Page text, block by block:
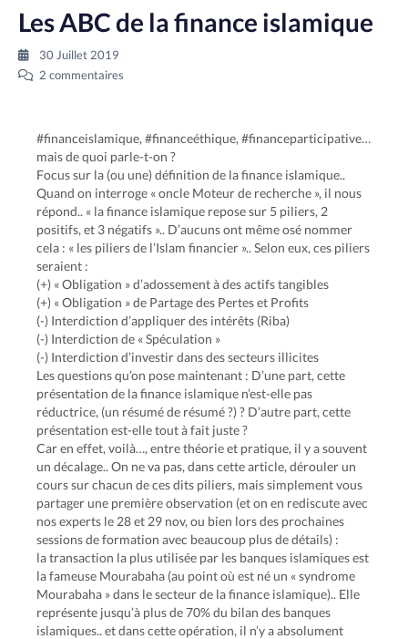
Les ABC de la finance islamique
30 Juillet 2019
2 commentaires
#financeislamique, #financeéthique, #financeparticipative…
mais de quoi parle-t-on ?
Focus sur la (ou une) définition de la finance islamique..
Quand on interroge « oncle Moteur de recherche », il nous
répond.. « la finance islamique repose sur 5 piliers, 2
positifs, et 3 négatifs ».. D’aucuns ont même osé nommer
cela : « les piliers de l’Islam financier ».. Selon eux, ces piliers
seraient :
(+) « Obligation » d’adossement à des actifs tangibles
(+) « Obligation » de Partage des Pertes et Profits
(-) Interdiction d’appliquer des intérêts (Riba)
(-) Interdiction de « Spéculation »
(-) Interdiction d’investir dans des secteurs illicites
Les questions qu’on pose maintenant : D’une part, cette
présentation de la finance islamique n’est-elle pas
réductrice, (un résumé de résumé ?) ? D’autre part, cette
présentation est-elle tout à fait juste ?
Car en effet, voilà…, entre théorie et pratique, il y a souvent
un décalage.. On ne va pas, dans cette article, dérouler un
cours sur chacun de ces dits piliers, mais simplement vous
partager une première observation (et on en rediscute avec
nos experts le 28 et 29 nov, ou bien lors des prochaines
sessions de formation avec beaucoup plus de détails) :
la transaction la plus utilisée par les banques islamiques est
la fameuse Mourabaha (au point où est né un « syndrome
Mourabaha » dans le secteur de la finance islamique).. Elle
représente jusqu’à plus de 70% du bilan des banques
islamiques.. et dans cette opération, il n’y a absolument